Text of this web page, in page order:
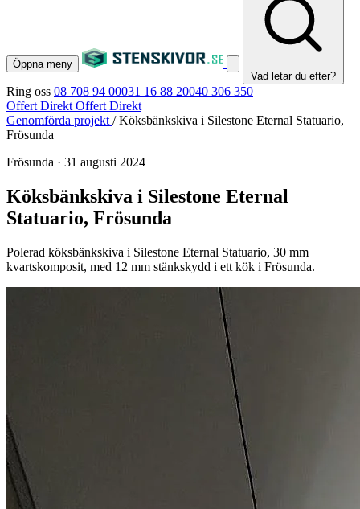
Öppna meny
Vad letar du efter?
Ring oss 08 708 94 00031 16 88 20040 306 350
Offert Direkt Offert Direkt
Genomförda projekt / Köksbänkskiva i Silestone Eternal Statuario,
Frösunda
Frösunda · 31 augusti 2024
Köksbänkskiva i Silestone Eternal
Statuario, Frösunda
Polerad köksbänkskiva i Silestone Eternal Statuario, 30 mm
kvartskomposit, med 12 mm stänkskydd i ett kök i Frösunda.